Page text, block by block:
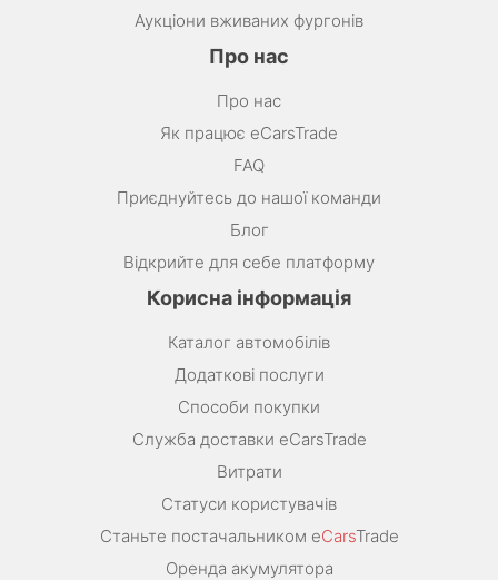
Аукціони вживаних фургонів
Про нас
Про нас
Як працює eCarsTrade
FAQ
Приєднуйтесь до нашої команди
Блог
Відкрийте для себе платформу
Корисна інформація
Каталог автомобілів
Додаткові послуги
Способи покупки
Служба доставки eCarsTrade
Витрати
Статуси користувачів
Станьте постачальником eCarsTrade
Оренда акумулятора